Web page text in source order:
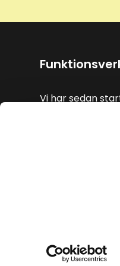
Vi har sedan